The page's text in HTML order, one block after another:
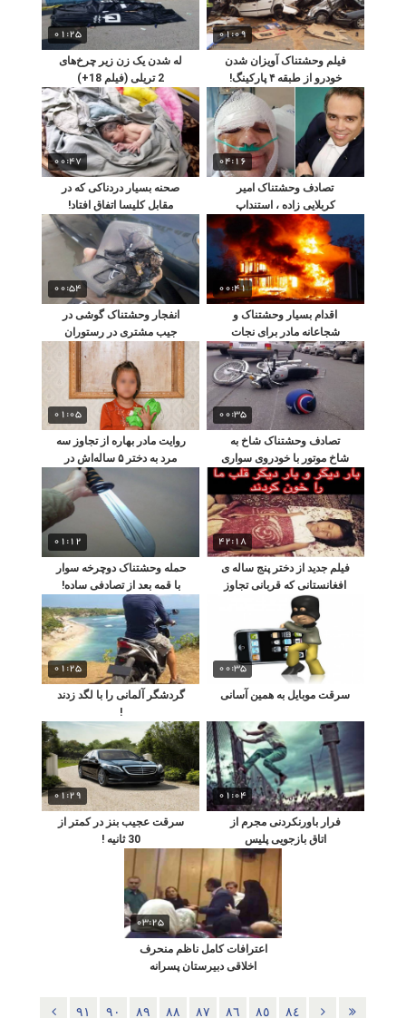
01:09
فیلم وحشتناک آویزان شدن
خودرو از طبقه ۴ پارکینگ!
01:25
له شدن یک زن زیر چرخ‌های
2 تریلی (فیلم 18+)
04:16
تصادف وحشتناک امیر
کربلایی زاده ، استنداپ
کمدین خندوانه
00:47
صحنه بسیار دردناکی که در
مقابل کلیسا اتفاق افتاد!
00:41
اقدام بسیار وحشتناک و
شجاعانه مادر برای نجات
کودکش از آتش!
00:54
انفجار وحشتناک گوشی در
جیب مشتری در رستوران
00:35
تصادف وحشتناک شاخ به
شاخ موتور با خودروی سواری
01:05
روایت مادر بهاره از تجاوز سه
مرد به دختر ۵ ساله‌اش در
خرابه‌های خمینی‌ شهر
42:18
فیلم جدید از دختر پنج ساله ی
افغانستانی که قربانی تجاوز
وحشتناک شد
01:12
حمله وحشتناک دوچرخه‌ سوار
با قمه بعد از تصادفی ساده!
00:35
سرقت موبایل به همین آسانی
01:25
گردشگر آلمانی را با لگد زدند
!
01:04
فرار باورنکردنی مجرم از
اتاق بازجویی پلیس
01:29
سرقت عجیب بنز در کمتر از
30 ثانیه !
03:25
اعترافات کامل ناظم منحرف
اخلاقی دبیرستان پسرانه
٨٤ ٨٥ ٨٦ ٨٧ ٨٨ ٨٩ ٩٠ ٩١